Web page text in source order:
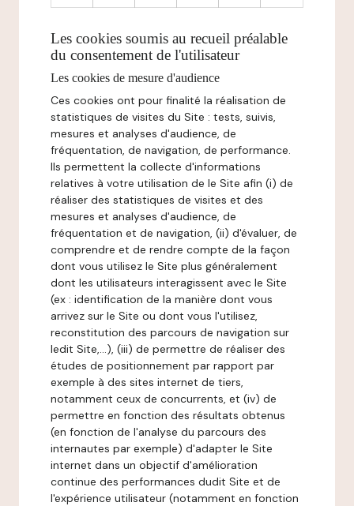
Les cookies soumis au recueil préalable
du consentement de l'utilisateur
Les cookies de mesure d'audience
Ces cookies ont pour finalité la réalisation de
statistiques de visites du Site : tests, suivis,
mesures et analyses d'audience, de
fréquentation, de navigation, de performance.
Ils permettent la collecte d'informations
relatives à votre utilisation de le Site afin (i) de
réaliser des statistiques de visites et des
mesures et analyses d'audience, de
fréquentation et de navigation, (ii) d'évaluer, de
comprendre et de rendre compte de la façon
dont vous utilisez le Site plus généralement
dont les utilisateurs interagissent avec le Site
(ex : identification de la manière dont vous
arrivez sur le Site ou dont vous l'utilisez,
reconstitution des parcours de navigation sur
ledit Site,...), (iii) de permettre de réaliser des
études de positionnement par rapport par
exemple à des sites internet de tiers,
notamment ceux de concurrents, et (iv) de
permettre en fonction des résultats obtenus
(en fonction de l'analyse du parcours des
internautes par exemple) d'adapter le Site
internet dans un objectif d'amélioration
continue des performances dudit Site et de
l'expérience utilisateur (notamment en fonction